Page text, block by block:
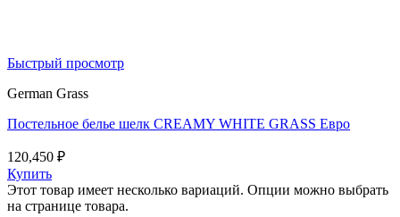
Быстрый просмотр
German Grass
Постельное белье шелк CREAMY WHITE GRASS Евро
120,450 ₽
Купить
Этот товар имеет несколько вариаций. Опции можно выбрать
на странице товара.